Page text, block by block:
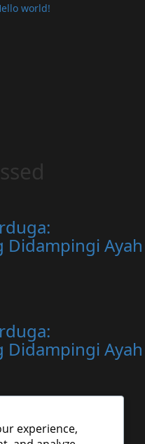
world!
Didampingi Ayah
Didampingi Ayah
experience,